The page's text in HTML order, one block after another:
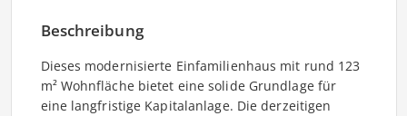
Beschreibung
Dieses modernisierte Einfamilienhaus mit rund 123
m² Wohnfläche bietet eine solide Grundlage für
eine langfristige Kapitalanlage. Die derzeitigen